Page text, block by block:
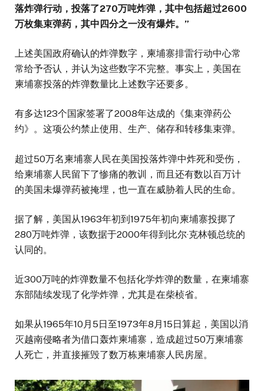
落炸弹行动，投落了270万吨炸弹，其中包括超过2600
万枚集束弹药，其中四分之一没有爆炸。 ”
上述美国政府确认的炸弹数字，柬埔寨排雷行动中心常
常给予否认，并认为这些数字不完整。事实上，美国在
柬埔寨投落的炸弹数量比上述数字还要多。
有多达123个国家签署了2008年达成的《集束弹药公
约》。这项公约禁止使用、生产、储存和转移集束弹。
超过50万名柬埔寨人民在美国投落炸弹中炸死和受伤，
给柬埔寨人民留下了惨痛的教训，而且还有数以百万计
的美国未爆弹药被掩埋，也一直在威胁着人民的生命。
据了解，美国从1963年初到1975年初向柬埔寨投掷了
280万吨炸弹，该数据于2000年得到比尔·克林顿总统的
认同的。
近300万吨的炸弹数量不包括化学炸弹的数量，在柬埔寨
东部陆续发现了化学炸弹，尤其是在柴桢省。
如果从1965年10月5日至1973年8月15日算起，美国以消
灭越南侵略者为借口轰炸柬埔寨，造成超过50万柬埔寨
人死亡，并直接摧毁了数万栋柬埔寨人民房屋。